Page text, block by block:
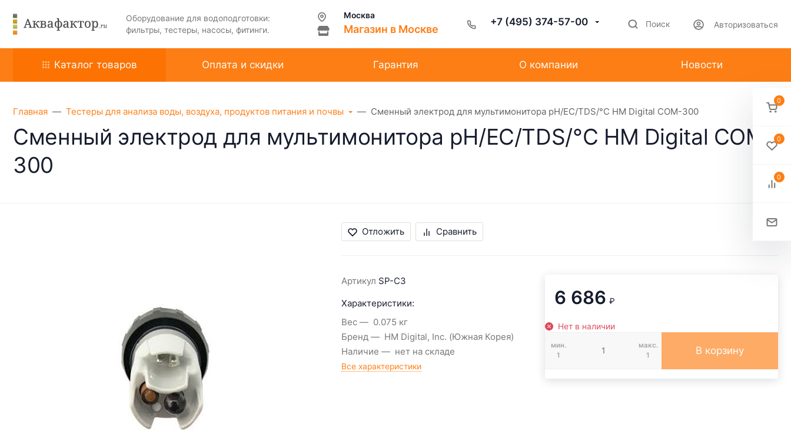
Оборудование для водоподготовки:
фильтры, тестеры, насосы, фитинги.
Москва
Магазин в Москве
+7 (495) 374-57-00 Поиск Авторизоваться
Каталог товаров Оплата и скидки Гарантия О компании Новости
Главная Тестеры для анализа воды, воздуха, продуктов питания и почвы Сменный электрод для мультимонитора pH/EC/TDS/°С HM Digital COM-300
Сменный электрод для мультимонитора pH/EC/TDS/°С HM Digital COM-
300
Отложить Сравнить
Артикул SP-C3
Характеристики:
Вес
0.075 кг
Бренд
HM Digital, Inc. (Южная Корея)
Наличие
нет на складе
Все характеристики
6 686 ₽
Нет в наличии
мин.
1
макс.
1
В корзину
0
0
0